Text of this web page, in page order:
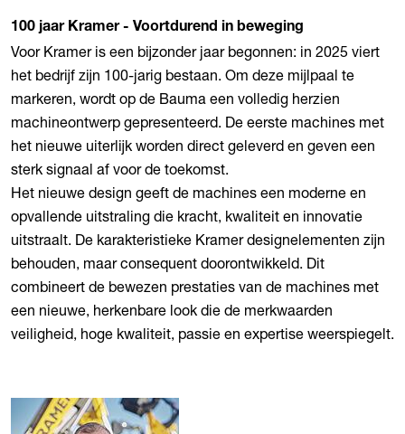
100 jaar Kramer - Voortdurend in beweging
Voor Kramer is een bijzonder jaar begonnen: in 2025 viert
het bedrijf zijn 100-jarig bestaan. Om deze mijlpaal te
markeren, wordt op de Bauma een volledig herzien
machineontwerp gepresenteerd. De eerste machines met
het nieuwe uiterlijk worden direct geleverd en geven een
sterk signaal af voor de toekomst.
Het nieuwe design geeft de machines een moderne en
opvallende uitstraling die kracht, kwaliteit en innovatie
uitstraalt. De karakteristieke Kramer designelementen zijn
behouden, maar consequent doorontwikkeld. Dit
combineert de bewezen prestaties van de machines met
een nieuwe, herkenbare look die de merkwaarden
veiligheid, hoge kwaliteit, passie en expertise weerspiegelt.